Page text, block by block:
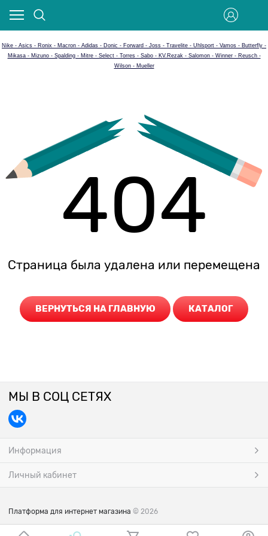
Nike - Asics - Ronix - Macron - Adidas - Donic - Forward - Joss - Travelite - Uhlsport - Vamos - Butterfly -
Mikasa - Mizuno - Spalding - Mitre - Select - Torres - Sabo - KV.Rezak - Salomon - Winner - Reusch -
Wilson - Mueller
404
Страница была удалена или перемещена
ВЕРНУТЬСЯ НА ГЛАВНУЮ КАТАЛОГ
МЫ В СОЦ СЕТЯХ
Информация
Личный кабинет
Платформа для интернет магазина © 2026